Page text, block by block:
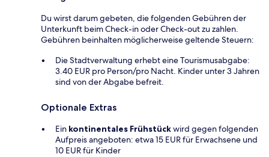
Du wirst darum gebeten, die folgenden Gebühren der
Unterkunft beim Check-in oder Check-out zu zahlen.
Gebühren beinhalten möglicherweise geltende Steuern:
Die Stadtverwaltung erhebt eine Tourismusabgabe:
3.40 EUR pro Person/pro Nacht. Kinder unter 3 Jahren
sind von der Abgabe befreit.
Optionale Extras
Ein kontinentales Frühstückwird gegen folgenden
Aufpreis angeboten: etwa 15 EUR für Erwachsene und
10 EUR für Kinder